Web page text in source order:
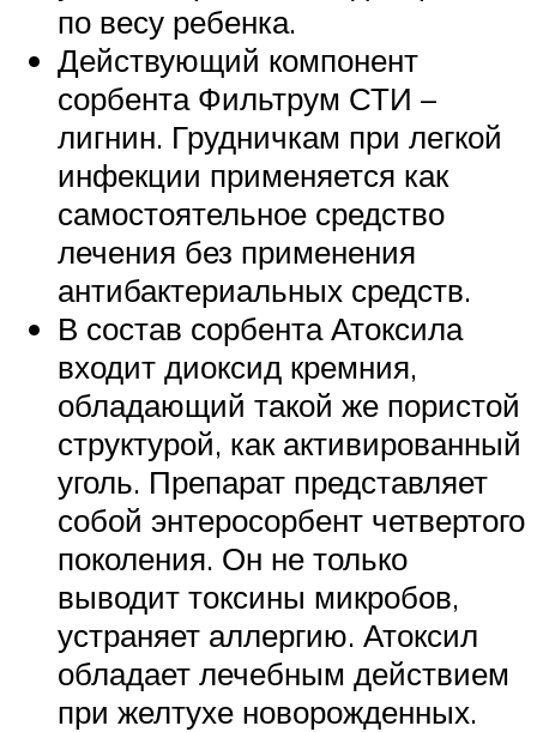
по весу ребенка.
Действующий компонент
сорбента Фильтрум СТИ –
лигнин. Грудничкам при легкой
инфекции применяется как
самостоятельное средство
лечения без применения
антибактериальных средств.
В состав сорбента Атоксила
входит диоксид кремния,
обладающий такой же пористой
структурой, как активированный
уголь. Препарат представляет
собой энтеросорбент четвертого
поколения. Он не только
выводит токсины микробов,
устраняет аллергию. Атоксил
обладает лечебным действием
при желтухе новорожденных.